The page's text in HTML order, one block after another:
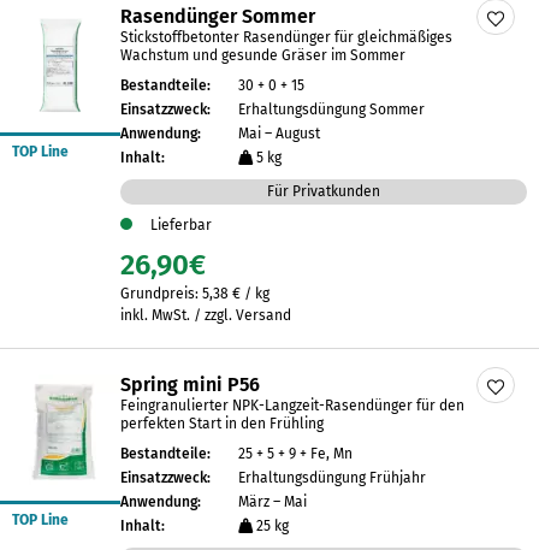
TOP Line
Rasendünger Sommer
Stickstoffbetonter Rasendünger für gleichmäßiges
Wachstum und gesunde Gräser im Sommer
Bestandteile:
30 + 0 + 15
Einsatzzweck:
Erhaltungsdüngung Sommer
Anwendung:
Mai – August
Inhalt:
5 kg
Für Privatkunden
Lieferbar
26,90€
Grundpreis: 5,38 € / kg
inkl. MwSt. / zzgl. Versand
TOP Line
Spring mini P56
Feingranulierter NPK-Langzeit-Rasendünger für den
perfekten Start in den Frühling
Bestandteile:
25 + 5 + 9 + Fe, Mn
Einsatzzweck:
Erhaltungsdüngung Frühjahr
Anwendung:
März – Mai
Inhalt:
25 kg